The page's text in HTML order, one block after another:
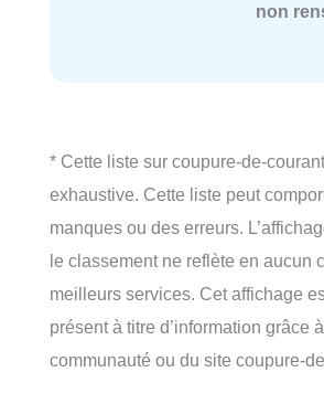
non
* Cette liste sur coupure-de-
exhaustive. Cette liste peut
manques ou des erreurs.
le classement ne reflète en aucun
meilleurs services. Cet affichage
présent à titre d’information grâce
communauté ou du site coupure-